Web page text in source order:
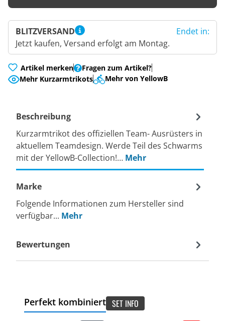
BLITZVERSAND
Jetzt kaufen, Versand erfolgt am Montag.
Endet in:
Artikel merken
Fragen zum Artikel?
Mehr Kurzarmtrikots
Mehr von YellowB
Perfekt kombiniert SET INFO
Beschreibung
Kurzarmtrikot des offiziellen Team- Ausrüsters in
aktuellem Teamdesign. Werde Teil des Schwarms
mit der YellowB-Collection!… Mehr
Marke
Folgende Informationen zum Hersteller sind
verfügbar... Mehr
Bewertungen